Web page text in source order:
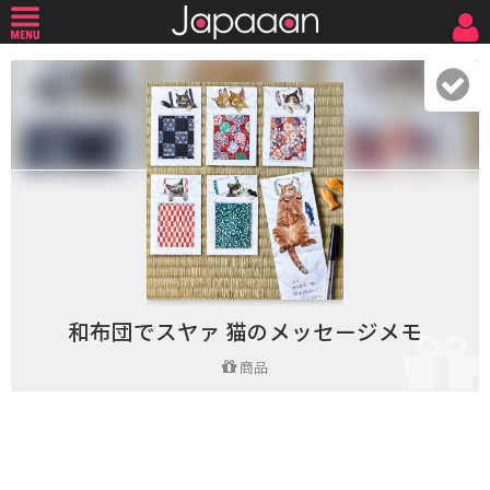
和布団でスヤァ 猫のメッセージメモ
商品